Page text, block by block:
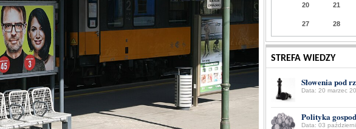
20 21
27 28
STREFA WIEDZY
Słowenia pod
Data: 20 marzec
Polityka
Data: 03